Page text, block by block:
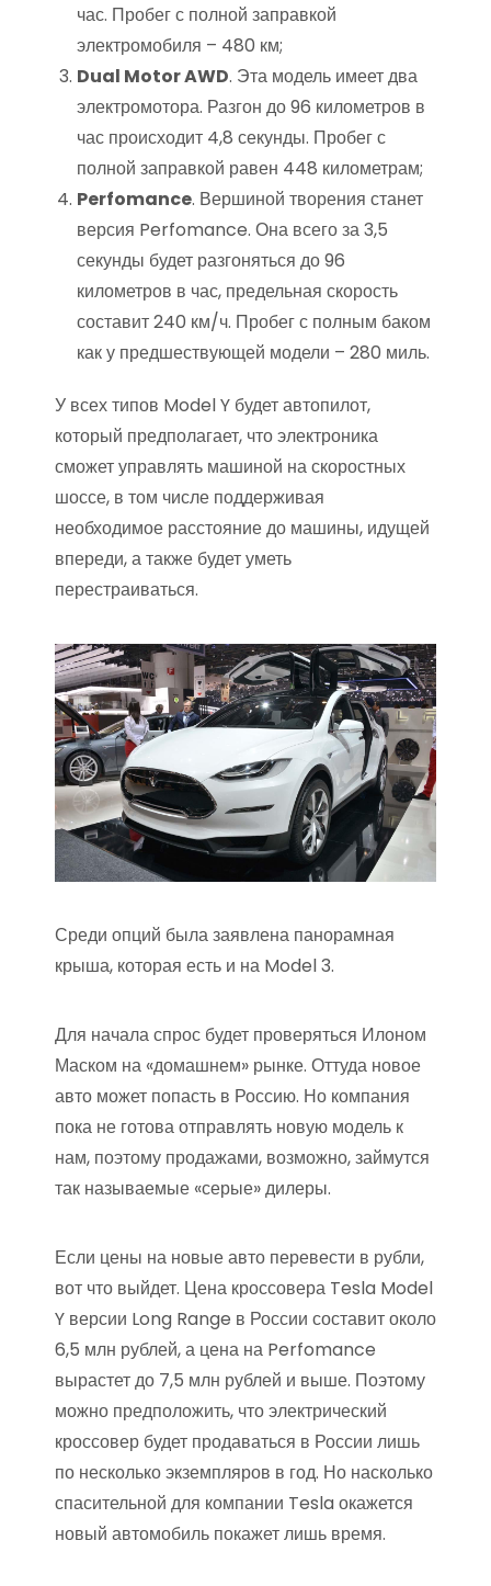
час. Пробег с полной заправкой
электромобиля – 480 км;
Dual Motor AWD. Эта модель имеет два
электромотора. Разгон до 96 километров в
час происходит 4,8 секунды. Пробег с
полной заправкой равен 448 километрам;
Perfomance. Вершиной творения станет
версия Perfomance. Она всего за 3,5
секунды будет разгоняться до 96
километров в час, предельная скорость
составит 240 км/ч. Пробег с полным баком
как у предшествующей модели – 280 миль.
У всех типов Model Y будет автопилот,
который предполагает, что электроника
сможет управлять машиной на скоростных
шоссе, в том числе поддерживая
необходимое расстояние до машины, идущей
впереди, а также будет уметь
перестраиваться.
Среди опций была заявлена панорамная
крыша, которая есть и на Model 3.
Для начала спрос будет проверяться Илоном
Маском на «домашнем» рынке. Оттуда новое
авто может попасть в Россию. Но компания
пока не готова отправлять новую модель к
нам, поэтому продажами, возможно, займутся
так называемые «серые» дилеры.
Если цены на новые авто перевести в рубли,
вот что выйдет. Цена кроссовера Tesla Model
Y версии Long Range в России составит около
6,5 млн рублей, а цена на Perfomance
вырастет до 7,5 млн рублей и выше. Поэтому
можно предположить, что электрический
кроссовер будет продаваться в России лишь
по несколько экземпляров в год. Но насколько
спасительной для компании Tesla окажется
новый автомобиль покажет лишь время.